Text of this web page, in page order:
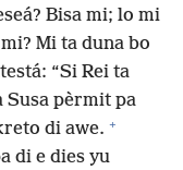
Bisa mi; lo mi
Mi ta duna bo
“Si Rei ta
Susa pèrmit pa
di awe. +
di e dies yu